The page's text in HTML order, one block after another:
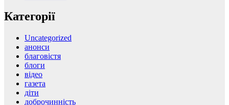
Категорії
Uncategorized
анонси
благовістя
блоги
відео
газета
діти
доброчинність